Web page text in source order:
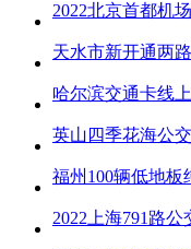
2022北京首都机
天水市新开通两
哈尔滨交通卡线
英山四季花海公
福州100辆低地
2022上海791路